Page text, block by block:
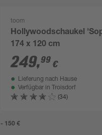
toom
Hollywoodschaukel
174 x 120 cm
249,99 €
Lieferung nach Hause
Verfügbar in
Troisdorf
(34)
- 150 €